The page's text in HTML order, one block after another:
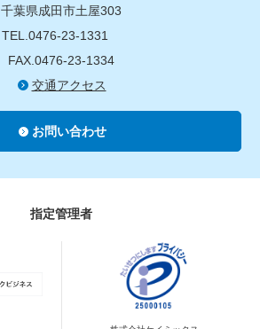
千葉県成田市土屋303
TEL.0476-23-1331
FAX.0476-23-1334
交通アクセス
お問い合わせ
指定管理者